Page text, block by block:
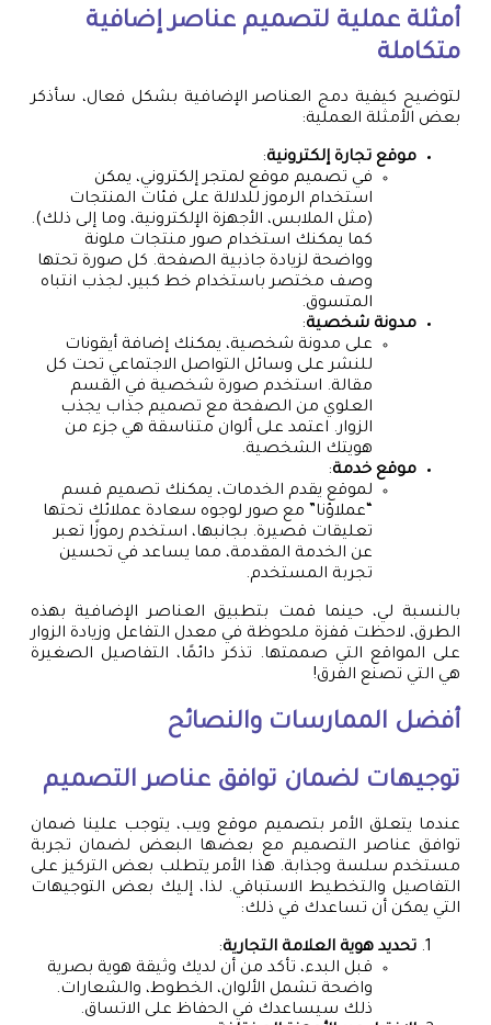
أمثلة عملية لتصميم عناصر إضافية
متكاملة
لتوضيح كيفية دمج العناصر الإضافية بشكل فعال، سأذكر
بعض الأمثلة العملية:
موقع تجارة إلكترونية:
في تصميم موقع لمتجر إلكتروني، يمكن
استخدام الرموز للدلالة على فئات المنتجات
(مثل الملابس، الأجهزة الإلكترونية، وما إلى ذلك).
كما يمكنك استخدام صور منتجات ملونة
وواضحة لزيادة جاذبية الصفحة. كل صورة تحتها
وصف مختصر باستخدام خط كبير، لجذب انتباه
المتسوق.
مدونة شخصية:
على مدونة شخصية، يمكنك إضافة أيقونات
للنشر على وسائل التواصل الاجتماعي تحت كل
مقالة. استخدم صورة شخصية في القسم
العلوي من الصفحة مع تصميم جذاب يجذب
الزوار. اعتمد على ألوان متناسقة هي جزء من
هويتك الشخصية.
موقع خدمة:
لموقع يقدم الخدمات، يمكنك تصميم قسم
“عملاؤنا” مع صور لوجوه سعادة عملائك تحتها
تعليقات قصيرة. بجانبها، استخدم رموزًا تعبر
عن الخدمة المقدمة، مما يساعد في تحسين
تجربة المستخدم.
بالنسبة لي، حينما قمت بتطبيق العناصر الإضافية بهذه
الطرق، لاحظت قفزة ملحوظة في معدل التفاعل وزيادة الزوار
على المواقع التي صممتها. تذكر دائمًا، التفاصيل الصغيرة
هي التي تصنع الفرق!
أفضل الممارسات والنصائح
توجيهات لضمان توافق عناصر التصميم
عندما يتعلق الأمر بتصميم موقع ويب، يتوجب علينا ضمان
توافق عناصر التصميم مع بعضها البعض لضمان تجربة
مستخدم سلسة وجذابة. هذا الأمر يتطلب بعض التركيز على
التفاصيل والتخطيط الاستباقي. لذا، إليك بعض التوجيهات
التي يمكن أن تساعدك في ذلك:
تحديد هوية العلامة التجارية:
قبل البدء، تأكد من أن لديك وثيقة هوية بصرية
واضحة تشمل الألوان، الخطوط، والشعارات.
ذلك سيساعدك في الحفاظ على الاتساق.